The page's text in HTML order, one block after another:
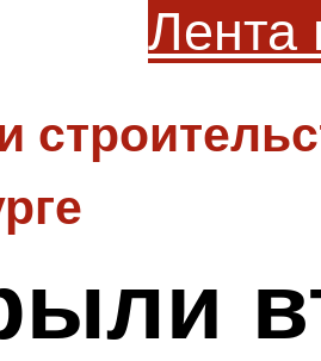
Лента